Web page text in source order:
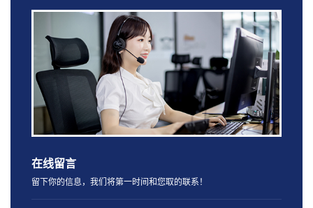
在线留言
留下你的信息，我们将第一时间和您取的联系！